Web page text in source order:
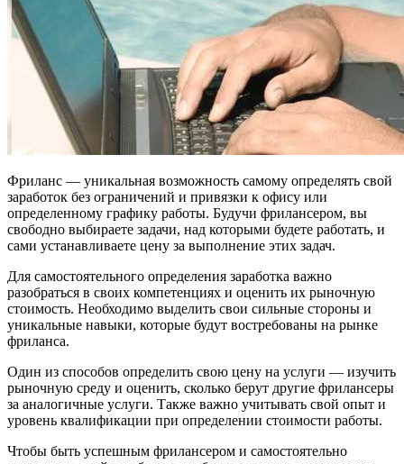
Фриланс — уникальная возможность самому определять свой
заработок без ограничений и привязки к офису или
определенному графику работы. Будучи фрилансером, вы
свободно выбираете задачи, над которыми будете работать, и
сами устанавливаете цену за выполнение этих задач.
Для самостоятельного определения заработка важно
разобраться в своих компетенциях и оценить их рыночную
стоимость. Необходимо выделить свои сильные стороны и
уникальные навыки, которые будут востребованы на рынке
фриланса.
Один из способов определить свою цену на услуги — изучить
рыночную среду и оценить, сколько берут другие фрилансеры
за аналогичные услуги. Также важно учитывать свой опыт и
уровень квалификации при определении стоимости работы.
Чтобы быть успешным фрилансером и самостоятельно